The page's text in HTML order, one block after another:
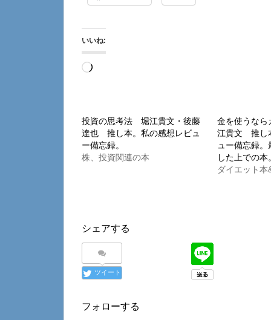
いいね:
読
み
中…
投資の思考法 堀江貴文・後藤
達也 推し本。私の感想レビュ
ー備忘録。
株、投資関連の本
金を使うな
江貴文 推し
ュー備忘録
した上での
ダイエット本
シェアする
ツイート
フォローする